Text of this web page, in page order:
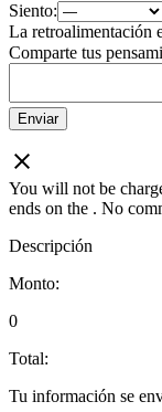
Siento:
La retroalimentación
Comparte tus
Enviar
You will not be
ends on the . No
Descripción
Monto:
0
Total:
Tu información se